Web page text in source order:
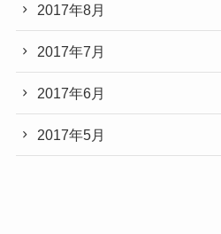
2017年8月
2017年7月
2017年6月
2017年5月